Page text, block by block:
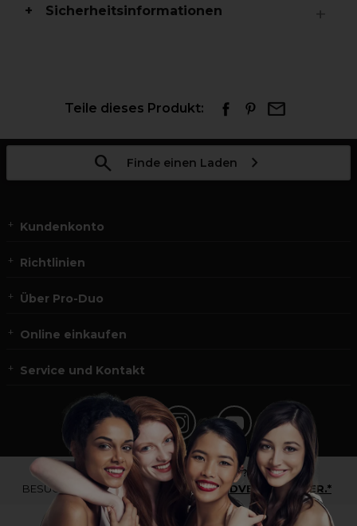
Sicherheitsinformationen
Teile dieses Produkt:
Finde einen Laden
Kundenkonto
Richtlinien
Über Pro-Duo
Online einkaufen
Service und Kontakt
*Du bist kein Profikunde?
BESUCHE
UNSERE WEBSEITE FÜR ENDVERBRAUCHER.*